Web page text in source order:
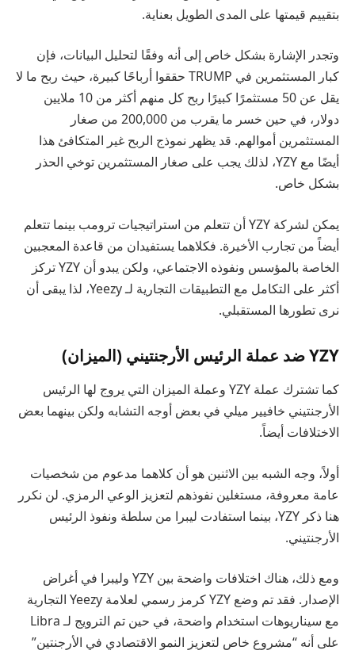
بتقييم قيمتها على المدى الطويل بعناية.
وتجدر الإشارة بشكل خاص إلى أنه وفقًا لتحليل البيانات، فإن
كبار المستثمرين في TRUMP حققوا أرباحًا كبيرة، حيث ربح ما لا
يقل عن 50 مستثمرًا كبيرًا ربح كل منهم أكثر من 10 ملايين
دولار، في حين خسر ما يقرب من 200,000 من صغار
المستثمرين أموالهم. قد يظهر نموذج الربح غير المتكافئ هذا
أيضًا مع YZY، لذلك يجب على صغار المستثمرين توخي الحذر
بشكل خاص.
يمكن لشركة YZY أن تتعلم من استراتيجيات ترومب بينما تتعلم
أيضاً من تجارب الأخيرة. فكلاهما يستفيدان من قاعدة المعجبين
الخاصة بالمؤسس ونفوذه الاجتماعي، ولكن يبدو أن YZY تركز
أكثر على التكامل مع التطبيقات التجارية لـ Yeezy، لذا يبقى أن
نرى تطورها المستقبلي.
YZY ضد عملة الرئيس الأرجنتيني (الميزان)
كما تشترك عملة YZY وعملة الميزان التي يروج لها الرئيس
الأرجنتيني خافيير ميلي في بعض أوجه التشابه ولكن بينهما بعض
الاختلافات أيضاً.
أولاً، وجه الشبه بين الاثنين هو أن كلاهما مدعوم من شخصيات
عامة معروفة، مستغلين نفوذهم لتعزيز الوعي الرمزي. لن نكرر
هنا ذكر YZY، بينما استفادت ليبرا من سلطة ونفوذ الرئيس
الأرجنتيني.
ومع ذلك، هناك اختلافات واضحة بين YZY وليبرا في أغراض
الإصدار. فقد تم وضع YZY كرمز رسمي لعلامة Yeezy التجارية
مع سيناريوهات استخدام واضحة، في حين تم الترويج لـ Libra
على أنه “مشروع خاص لتعزيز النمو الاقتصادي في الأرجنتين”